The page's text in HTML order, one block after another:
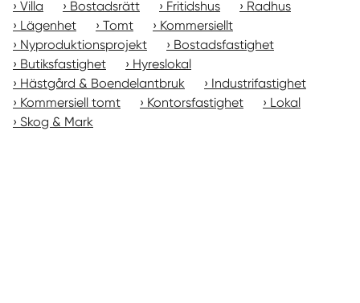
Villa Bostadsrätt Fritidshus
Radhus
Lägenhet
Tomt
Kommersiellt
Nyproduktionsprojekt
Bostadsfastighet
Butiksfastighet
Hyreslokal
Hästgård & Boendelantbruk
Industrifastighet
Kommersiell tomt
Kontorsfastighet
Lokal
Skog & Mark